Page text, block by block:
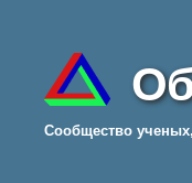
Cообщество